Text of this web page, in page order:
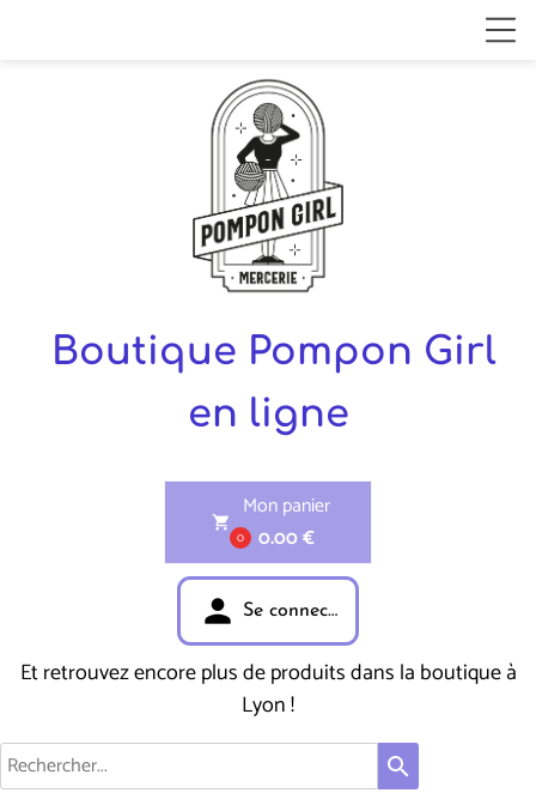
Boutique Pompon Girl
en ligne
shopping_cart
0
Mon panier
0.00 €
person Se connecter
Et retrouvez encore plus de produits dans la boutique à
Lyon !
search